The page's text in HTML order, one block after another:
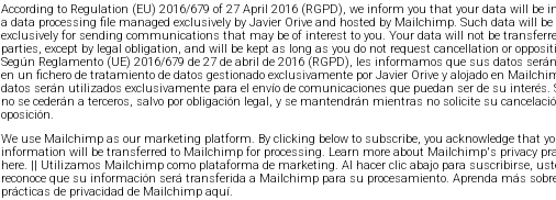
According to Regulation (EU) 2016/679 of 27 April 2016 (RGPD), we inform you that your data will be
a data processing file managed exclusively by Javier Orive and hosted by Mailchimp. Such data will be
exclusively for sending communications that may be of interest to you. Your data will not be
parties, except by legal obligation, and will be kept as long as you do not request cancellation or
Según Reglamento (UE) 2016/679 de 27 de abril de 2016 (RGPD), les informamos que sus datos
en un fichero de tratamiento de datos gestionado exclusivamente por Javier Orive y alojado en
datos serán utilizados exclusivamente para el envío de comunicaciones que puedan ser de su interés.
no se cederán a terceros, salvo por obligación legal, y se mantendrán mientras no solicite su
oposición.
We use Mailchimp as our marketing platform. By clicking below to subscribe, you acknowledge that
information will be transferred to Mailchimp for processing. Learn more about Mailchimp's privacy
here. || Utilizamos Mailchimp como plataforma de marketing. Al hacer clic abajo para suscribirse,
reconoce que su información será transferida a Mailchimp para su procesamiento.Aprenda más
prácticas de privacidad de Mailchimp aquí.